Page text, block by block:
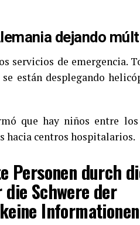
dejando
servicios de emergencia.
están desplegando
que hay niños entre
hacia centros hospitalarios.
Personen durch
Schwere der